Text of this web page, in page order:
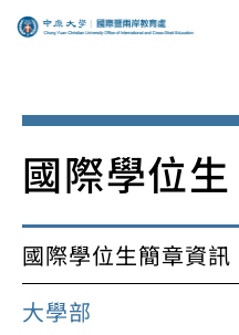
國際學位生
國際學位生簡章資訊
大學部